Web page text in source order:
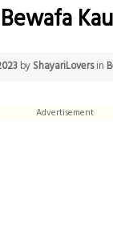
by ShayariLoversin
Advertisement